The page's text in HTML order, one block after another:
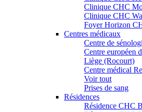
Clinique CHC
Clinique CHC
Foyer Horizon
Centres médicaux
Centre de
Centre européen
Liège (Rocourt)
Centre médical
Voir tout
Prises de sang
Résidences
Résidence CHC